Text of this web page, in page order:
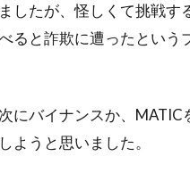
したが、怪しくて挑戦す
ると詐欺に遭ったという
にバイナンスか、MATIC
ようと思いました。